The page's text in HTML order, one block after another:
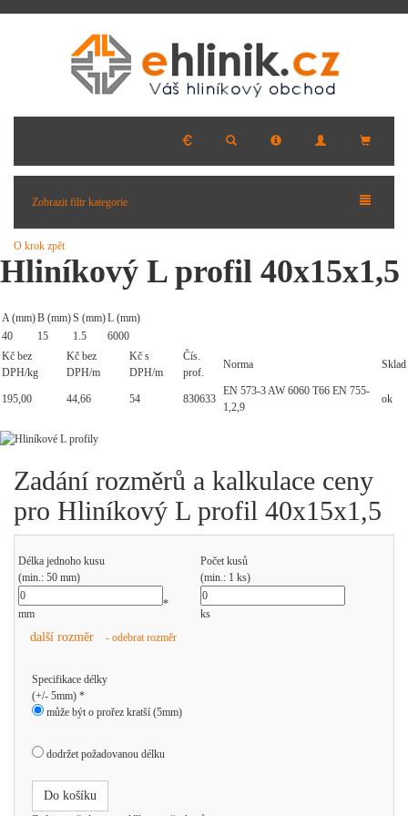
Zobrazit filtr kategorie
O krok zpět
Hliníkový L profil 40x15x1,5
A (mm)B (mm)S (mm)L (mm)
40
15 1.5
6000
Kč bez
DPH/kg
Kč bez
DPH/m
Kč s
DPH/m
Čís.
prof.
Norma Sklad
195,00 44,66 54 830633
EN 573-3 AW 6060 T66 EN 755-
1,2,9
ok
Zadání rozměrů a kalkulace ceny
pro Hliníkový L profil 40x15x1,5
Délka jednoho kusu
(min.: 50 mm)
Počet kusů
(min.: 1 ks)
mm
*
ks
další rozměr - odebrat rozměr
Specifikace délky
(+/- 5mm) *
může být o prořez kratší (5mm)
dodržet požadovanou délku
Do košíku